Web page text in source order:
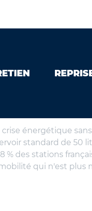
énergétique
standard de 50
% des stations
qui n'est plus